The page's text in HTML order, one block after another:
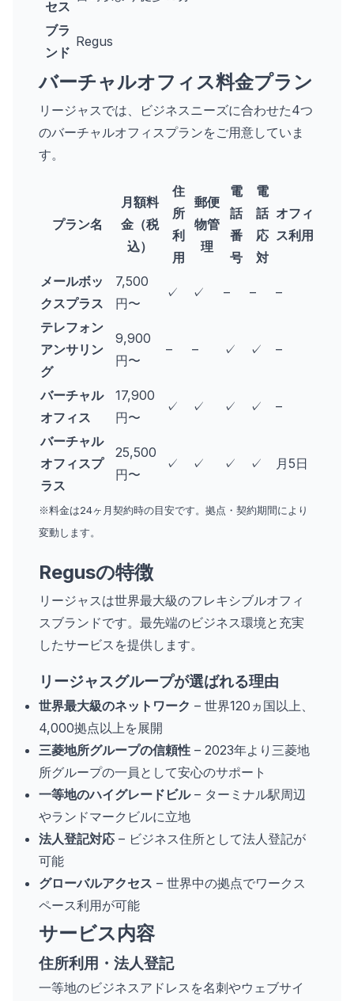
セス
ブラ
ンド
Regus
バーチャルオフィス料金プラン
リージャスでは、ビジネスニーズに合わせた4つ
のバーチャルオフィスプランをご用意していま
す。
プラン名
月額料
金（税
込）
住
所
利
用
郵便
物管
理
電
話
番
号
電
話
応
対
オフィ
ス利用
メールボッ
クスプラス
7,500
円〜
✓ ✓ – – –
テレフォン
アンサリン
グ
9,900
円〜
– – ✓ ✓ –
バーチャル
オフィス
17,900
円〜
✓ ✓ ✓ ✓ –
バーチャル
オフィスプ
ラス
25,500
円〜
✓ ✓ ✓ ✓ 月5日
※料金は24ヶ月契約時の目安です。拠点・契約期間により
変動します。
Regusの特徴
リージャスは世界最大級のフレキシブルオフィ
スブランドです。最先端のビジネス環境と充実
したサービスを提供します。
リージャスグループが選ばれる理由
世界最大級のネットワーク – 世界120ヵ国以上、
4,000拠点以上を展開
三菱地所グループの信頼性 – 2023年より三菱地
所グループの一員として安心のサポート
一等地のハイグレードビル– ターミナル駅周辺
やランドマークビルに立地
法人登記対応 – ビジネス住所として法人登記が
可能
グローバルアクセス – 世界中の拠点でワークス
ペース利用が可能
サービス内容
住所利用・法人登記
一等地のビジネスアドレスを名刺やウェブサイ